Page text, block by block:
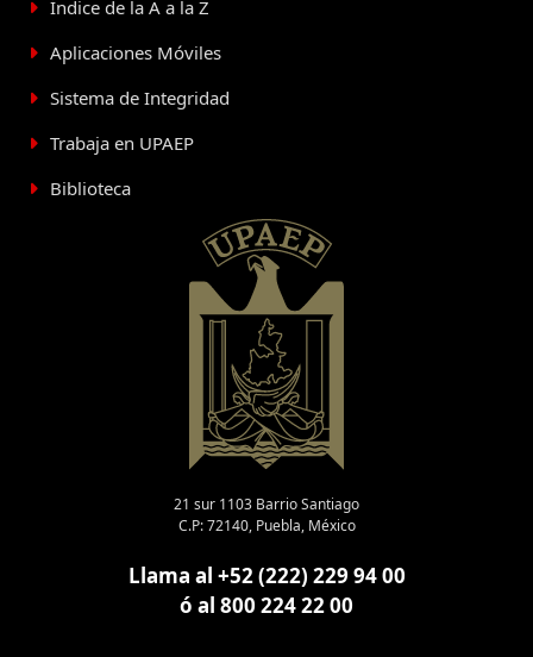
Índice de la A a la Z
Aplicaciones Móviles
Sistema de Integridad
Trabaja en UPAEP
Biblioteca
21 sur 1103 Barrio Santiago
C.P: 72140, Puebla, México
Llama al +52 (222) 229 94 00
ó al 800 224 22 00